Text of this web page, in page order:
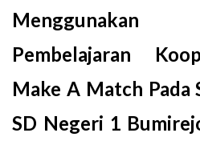
Pembelajaran
Make A Match Pada
SD Negeri 1